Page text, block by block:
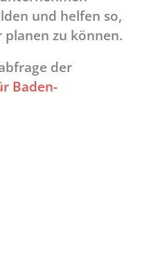
und helfen so,
planen zu können.
der
Baden-